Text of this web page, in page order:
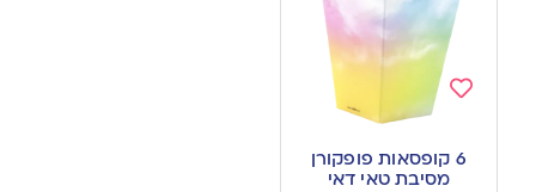
to
wishlist
6 קופסאות פופקורן
מסיבת טאי דאי